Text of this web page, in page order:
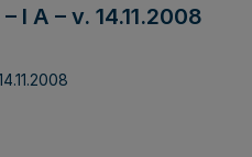
I A – v. 14.11.2008